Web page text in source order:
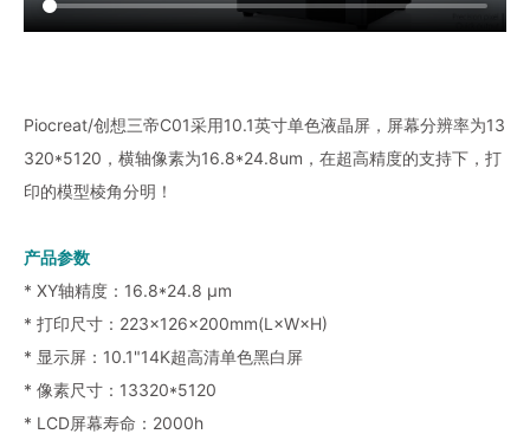
Piocreat/创想三帝C01采用10.1英寸单色液晶屏，屏幕分辨率为13
320*5120，横轴像素为16.8*24.8um，在超高精度的支持下，打
印的模型棱角分明！
产品参数
* XY轴精度：16.8*24.8 μm
* 打印尺寸：223×126×200mm(L×W×H)
* 显示屏：10.1"14K超高清单色黑白屏
* 像素尺寸：13320*5120
* LCD屏幕寿命：2000h